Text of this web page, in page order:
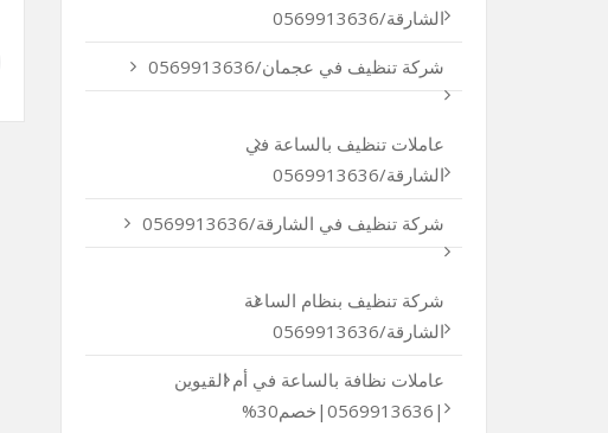
الشارقة/0569913636
شركة تنظيف في عجمان/0569913636
عاملات تنظيف بالساعة في
الشارقة/0569913636
شركة تنظيف في الشارقة/0569913636
شركة تنظيف بنظام الساعة
الشارقة/0569913636
عاملات نظافة بالساعة في أم القيوين
|0569913636|خصم30%